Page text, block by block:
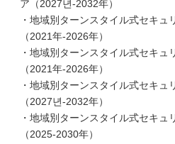
ア（2027년-2032年）
・地域別ターンスタイル式セキュ
（2021年-2026年）
・地域別ターンスタイル式セキュ
（2021年-2026年）
・地域別ターンスタイル式セキュ
（2027년-2032年）
・地域別ターンスタイル式セキュ
（2025-2030年）